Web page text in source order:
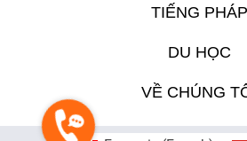
TIẾNG PHÁP
DU HỌC
VỀ CHÚNG